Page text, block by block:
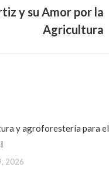
y su Amor por la
Agricultura
y agroforestería para el
2026